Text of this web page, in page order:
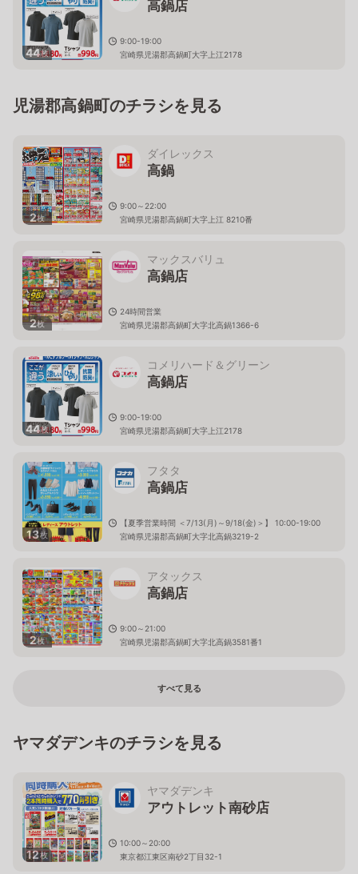
44枚
高鍋店
9:00-19:00
宮崎県児湯郡高鍋町大字上江2178
児湯郡高鍋町のチラシを見る
2枚
ダイレックス
高鍋
9:00～22:00
宮崎県児湯郡高鍋町大字上江 8210番
2枚
マックスバリュ
高鍋店
24時間営業
宮崎県児湯郡高鍋町大字北高鍋1366-6
44枚
コメリハード＆グリーン
高鍋店
9:00-19:00
宮崎県児湯郡高鍋町大字上江2178
13枚
フタタ
高鍋店
【夏季営業時間 ＜7/13(月)～9/18(金)＞】 10:00-19:00
宮崎県児湯郡高鍋町大字北高鍋3219-2
2枚
アタックス
高鍋店
9:00～21:00
宮崎県児湯郡高鍋町大字北高鍋3581番1
すべて見る
ヤマダデンキのチラシを見る
12枚
ヤマダデンキ
アウトレット南砂店
10:00～20:00
東京都江東区南砂2丁目32-1